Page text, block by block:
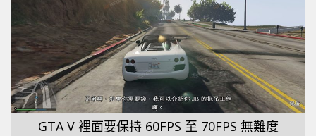
GTA V 裡面要保持 60FPS 至 70FPS 無難度